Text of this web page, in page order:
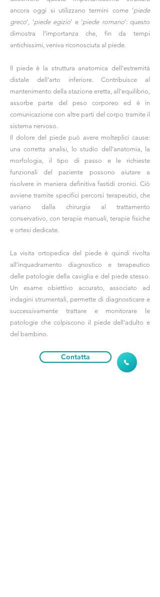
ancora oggi si utilizzano termini come ‘piede
greco’, ‘piede egizio’ e ‘piede romano’: questo
dimostra l’importanza che, fin da tempi
antichissimi, veniva riconosciuta al piede.
Il piede è la struttura anatomica dell’estremità
distale dell’arto inferiore. Contribuisce al
mantenimento della stazione eretta, all’equilibrio,
assorbe parte del peso corporeo ed è in
comunicazione con altre parti del corpo tramite il
sistema nervoso.
Il dolore del piede può avere molteplici cause:
una corretta analisi, lo studio dell’anatomia, la
morfologia, il tipo di passo e le richieste
funzionali del paziente possono aiutare a
risolvere in maniera definitiva fastidi cronici. Ciò
avviene tramite specifici percorsi terapeutici, che
variano dalla chirurgia al trattamento
conservativo, con terapie manuali, terapie fisiche
e ortesi dedicate.
La visita ortopedica del piede è quindi rivolta
all'inquadramento diagnostico e terapeutico
delle patologie della caviglia e del piede stesso.
Un esame obiettivo accurato, associato ad
indagini strumentali, permette di diagnosticare e
successivamente trattare e monitorare le
patologie che colpiscono il piede dell’adulto e
del bambino.
Contatta